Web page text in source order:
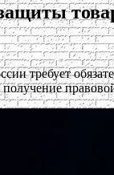
требует
получение